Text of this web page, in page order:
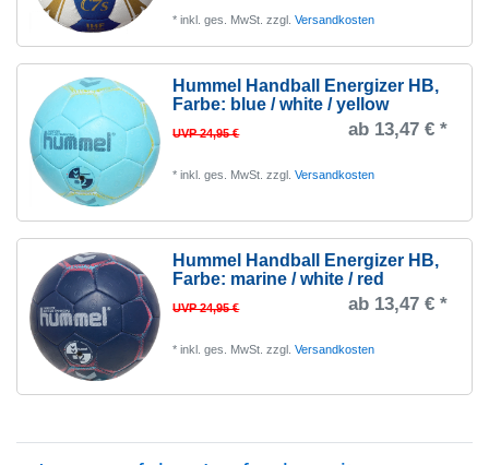
*inkl. ges. MwSt. zzgl.Versandkosten
Hummel Handball Energizer HB,
Farbe: blue / white / yellow
UVP 24,95 € ab 13,47 € *
*inkl. ges. MwSt. zzgl.Versandkosten
Hummel Handball Energizer HB,
Farbe: marine / white / red
UVP 24,95 € ab 13,47 € *
*inkl. ges. MwSt. zzgl.Versandkosten